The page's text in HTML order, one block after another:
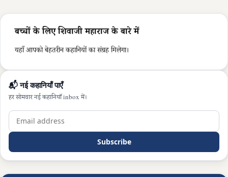
बच्चों के लिए शिवाजी महाराज के बारे में
यहाँ आपको बेहतरीन कहानियों का संग्रह मिलेगा।
📬 नई कहानियाँ पाएँ
हर सोमवार नई कहानियाँ inbox में।
Subscribe